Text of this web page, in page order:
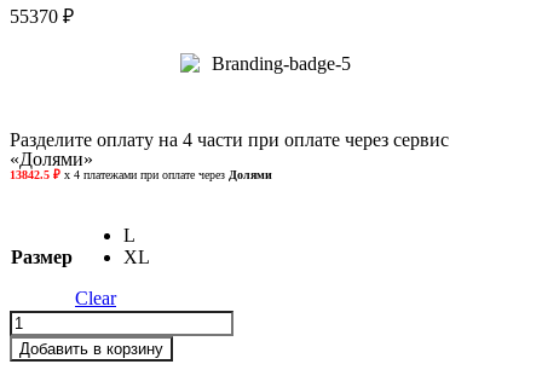
55370 ₽
Разделите оплату на 4 части при оплате через сервис
«Долями»
Размер
L
XL
Clear
Поло
quantity
Добавить в корзину